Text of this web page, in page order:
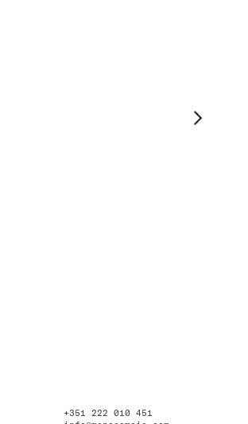
+351 222 010 451